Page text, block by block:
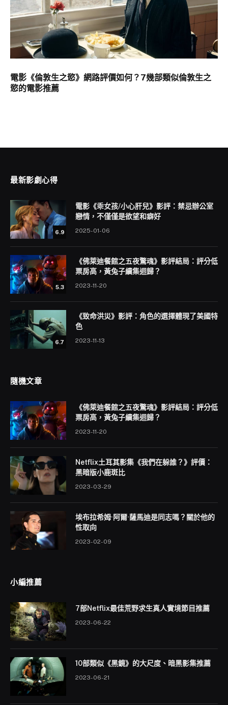
電影《倫敦生之慾》網路評價如何？7幾部類似倫敦生之
慾的電影推薦
最新影劇心得
6.9
電影《乖女孩/小心肝兒》影評：禁忌辦公室
戀情，不僅僅是欲望和癖好
2025-01-06
5.3
《佛萊迪餐館之五夜驚魂》影評結局：評分低
票房高，黃兔子續集迴歸？
2023-11-20
6.7
《致命洪災》影評：角色的選擇體現了美國特
色
2023-11-13
隨機文章
《佛萊迪餐館之五夜驚魂》影評結局：評分低
票房高，黃兔子續集迴歸？
2023-11-20
Netflix土耳其影集《我們在躲誰？》評價：
黑暗版小鹿斑比
2023-03-29
埃布拉希姆·阿爾·薩馬迪是同志嗎？關於他的
性取向
2023-02-09
小編推薦
7部Netflix最佳荒野求生真人實境節目推薦
2023-06-22
10部類似《黑鏡》的大尺度、暗黑影集推薦
2023-06-21